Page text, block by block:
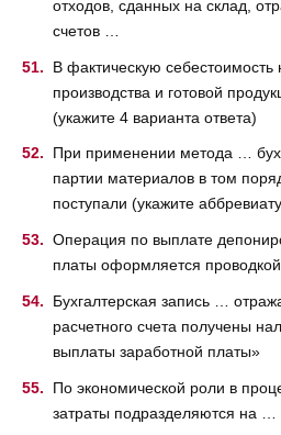
отходов, сданных на склад,
счетов …
В фактическую себестоимость
производства и готовой
(укажите 4 варианта ответа)
При применении метода …
партии материалов в том
поступали (укажите
Операция по выплате
платы оформляется
Бухгалтерская запись …
расчетного счета получены
выплаты заработной платы»
По экономической роли в
затраты подразделяются на …